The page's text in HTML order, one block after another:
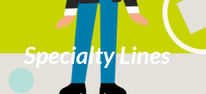
Specialty Lines